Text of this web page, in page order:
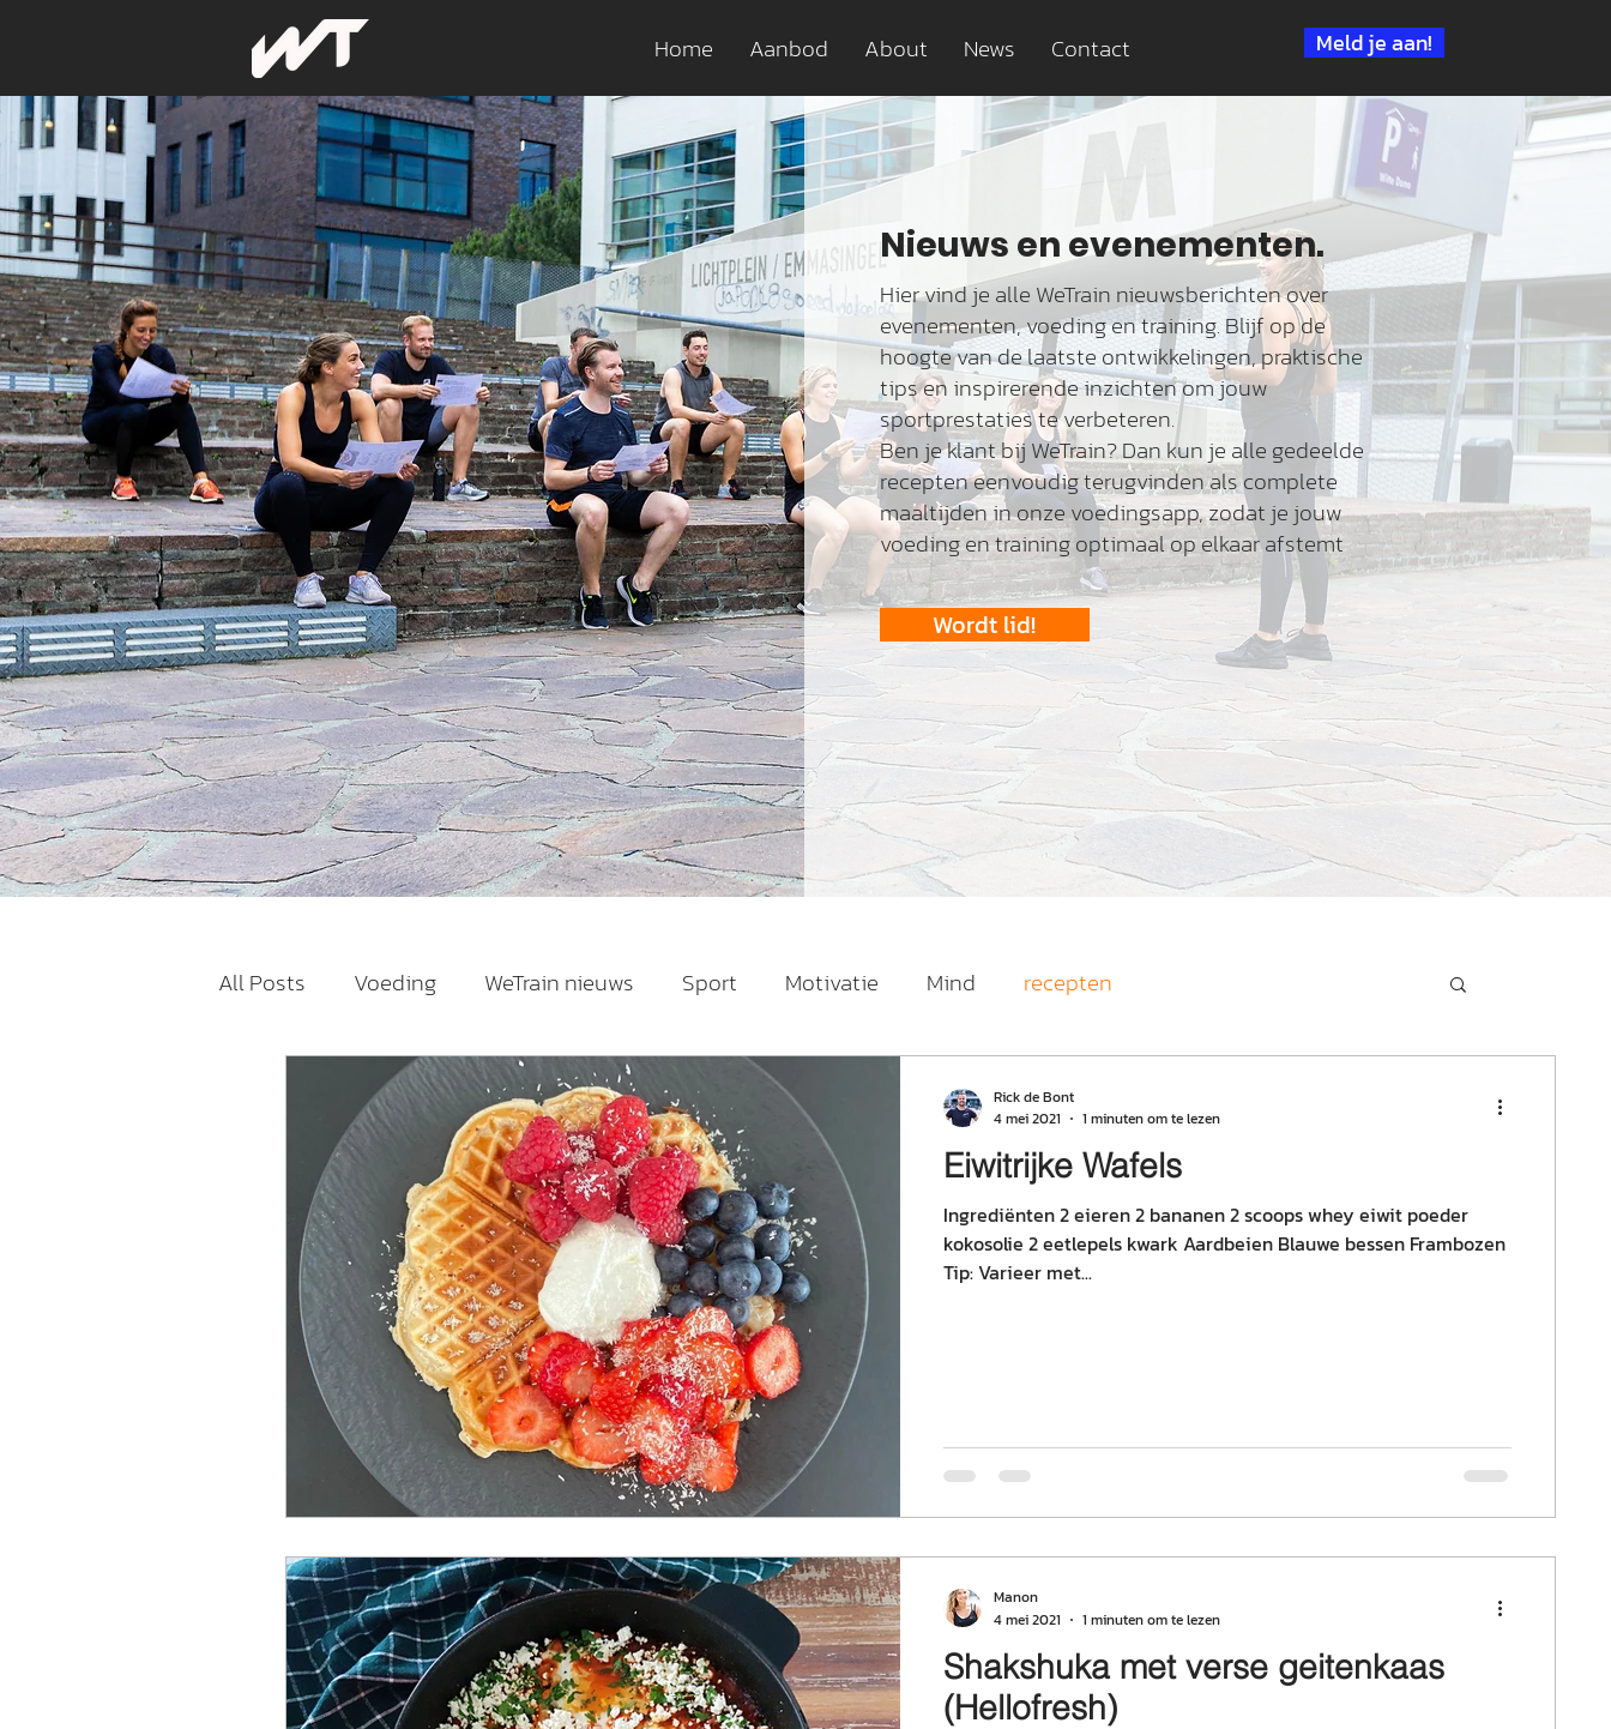
Home Aanbod About News Contact Meld je aan!
Nieuws en evenementen.
Hier vind je alle WeTrain nieuwsberichten over
evenementen, voeding en training. Blijf op de
hoogte van de laatste ontwikkelingen, praktische
tips en inspirerende inzichten om jouw
sportprestaties te verbeteren.
Ben je klant bij WeTrain? Dan kun je alle gedeelde
recepten eenvoudig terugvinden als complete
maaltijden in onze voedingsapp, zodat je jouw
voeding en training optimaal op elkaar afstemt
Wordt lid!
All Posts Voeding WeTrain nieuws Sport Motivatie Mind recepten
Eiwitrijke Wafels
Ingrediënten 2 eieren 2 bananen 2 scoops whey eiwit poeder
kokosolie 2 eetlepels kwark Aardbeien Blauwe bessen Frambozen
Tip: Varieer met...
Rick de Bont
4 mei 2021
1 minuten om te lezen
Shakshuka met verse geitenkaas
(Hellofresh)
Manon
4 mei 2021
1 minuten om te lezen